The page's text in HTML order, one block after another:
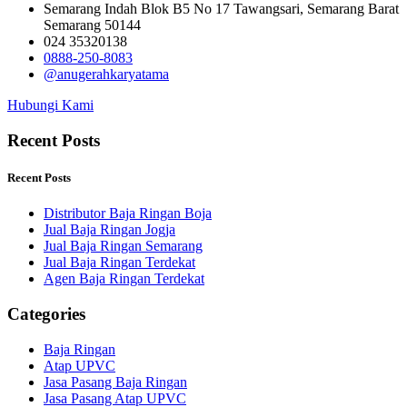
Semarang Indah Blok B5 No 17 Tawangsari, Semarang Barat
Semarang 50144
024 35320138
0888-250-8083
@anugerahkaryatama
Hubungi Kami
Recent Posts
Recent Posts
Distributor Baja Ringan Boja
Jual Baja Ringan Jogja
Jual Baja Ringan Semarang
Jual Baja Ringan Terdekat
Agen Baja Ringan Terdekat
Categories
Baja Ringan
Atap UPVC
Jasa Pasang Baja Ringan
Jasa Pasang Atap UPVC